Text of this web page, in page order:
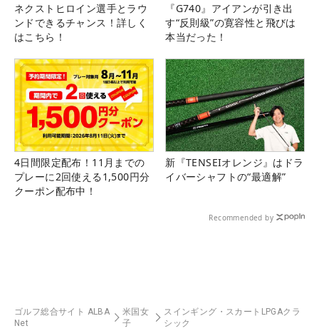
ネクストヒロイン選手とラウ
ンドできるチャンス！詳しく
はこちら！
『G740』アイアンが引き出
す“反則級”の寛容性と飛びは
本当だった！
4日間限定配布！11月までの
プレーに2回使える1,500円分
クーポン配布中！
新『TENSEIオレンジ』はドラ
イバーシャフトの“最適解”
Recommended by
ゴルフ総合サイト ALBA
Net
米国女
子
スインギング・スカートLPGAクラ
シック